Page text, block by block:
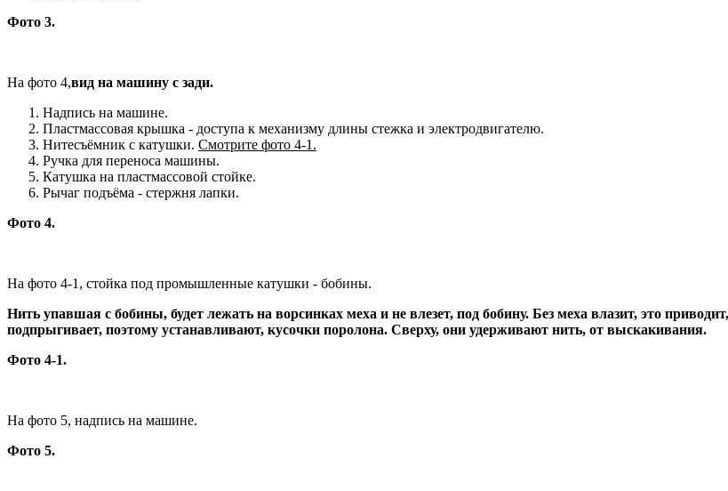
Фото 3.
На фото 4,вид на машину с зади.
Надпись на машине.
Пластмассовая крышка - доступа к механизму длины стежка и электродвигателю.
Нитесъёмник с катушки. Смотрите фото 4-1.
Ручка для переноса машины.
Катушка на пластмассовой стойке.
Рычаг подъёма - стержня лапки.
Фото 4.
На фото 4-1, стойка под промышленные катушки - бобины.
Нить упавшая с бобины, будет лежать на ворсинках меха и не влезет, под бобину. Без меха влазит, это
подпрыгивает, поэтому устанавливают, кусочки поролона. Сверху, они удерживают нить, от выскакивания.
Фото 4-1.
На фото 5, надпись на машине.
Фото 5.